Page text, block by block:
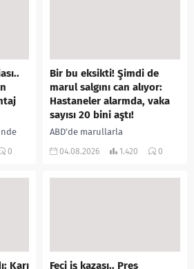
0
Bir bu eksikti! Şimdi de
marul salgını can alıyor:
Hastaneler alarmda, vaka
sayısı 20 bini aştı!
ABD’de marullarla
ilişkilendirilen siklospora
04.08.2026 1.420 0
Karı Feci iş kazası.. Pres